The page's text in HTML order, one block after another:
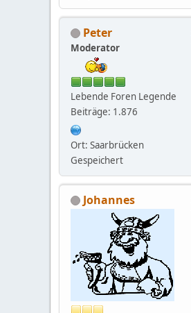
Peter
Moderator
Lebende Foren Legende
Beiträge: 1.876
Ort: Saarbrücken
Gespeichert
Johannes